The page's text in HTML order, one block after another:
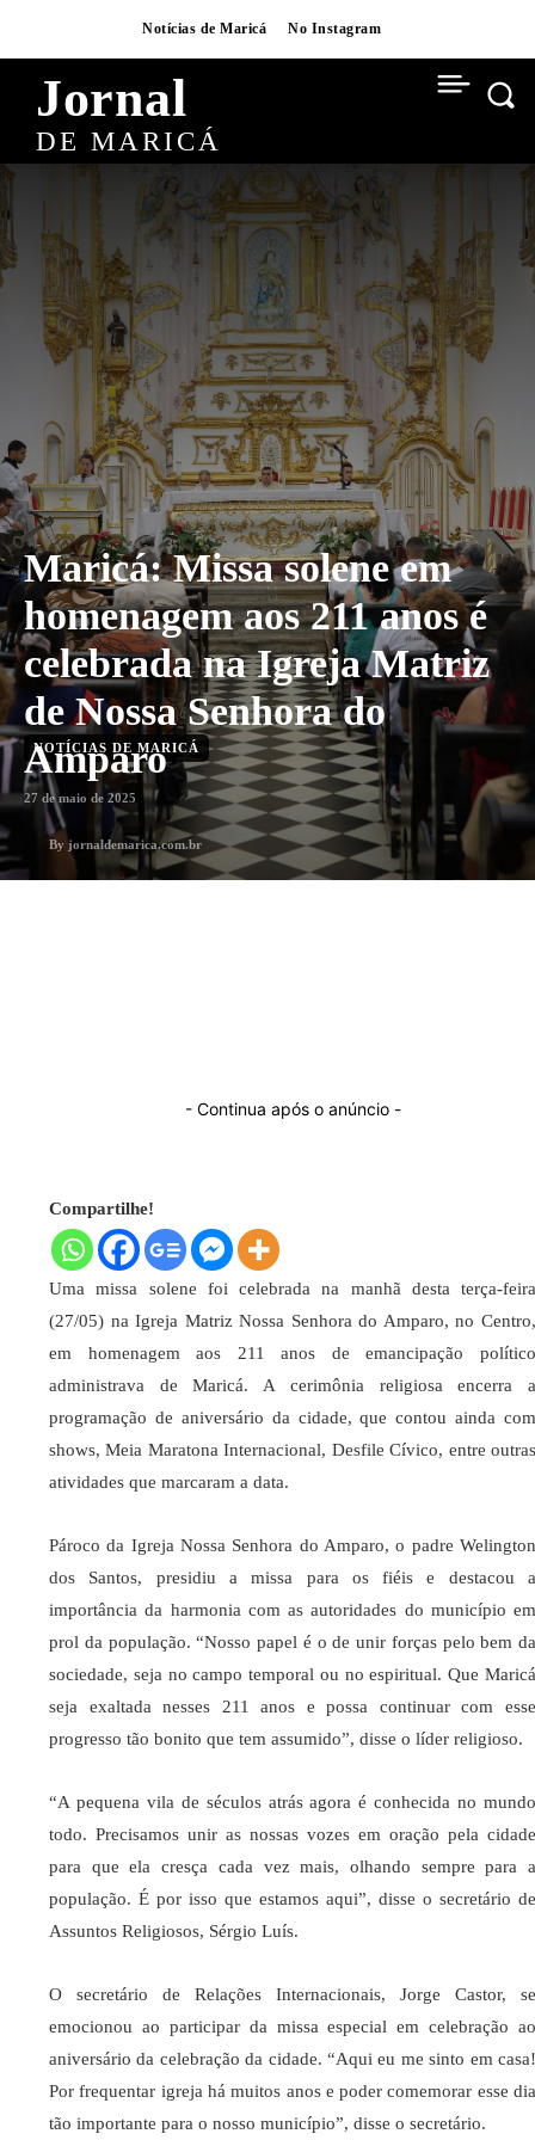
Notícias de Maricá No Instagram
Jornal
DE MARICÁ
Maricá: Missa solene em
homenagem aos 211 anos é
celebrada na Igreja Matriz
de Nossa Senhora do
Amparo
NOTÍCIAS DE MARICÁ
27 de maio de 2025
By jornaldemarica.com.br
- Continua após o anúncio -
Compartilhe!
Uma missa solene foi celebrada na manhã desta terça-feira
(27/05) na Igreja Matriz Nossa Senhora do Amparo, no Centro,
em homenagem aos 211 anos de emancipação político
administrava de Maricá. A cerimônia religiosa encerra a
programação de aniversário da cidade, que contou ainda com
shows, Meia Maratona Internacional, Desfile Cívico, entre outras
atividades que marcaram a data.
Pároco da Igreja Nossa Senhora do Amparo, o padre Welington
dos Santos, presidiu a missa para os fiéis e destacou a
importância da harmonia com as autoridades do município em
prol da população. “Nosso papel é o de unir forças pelo bem da
sociedade, seja no campo temporal ou no espiritual. Que Maricá
seja exaltada nesses 211 anos e possa continuar com esse
progresso tão bonito que tem assumido”, disse o líder religioso.
“A pequena vila de séculos atrás agora é conhecida no mundo
todo. Precisamos unir as nossas vozes em oração pela cidade
para que ela cresça cada vez mais, olhando sempre para a
população. É por isso que estamos aqui”, disse o secretário de
Assuntos Religiosos, Sérgio Luís.
O secretário de Relações Internacionais, Jorge Castor, se
emocionou ao participar da missa especial em celebração ao
aniversário da celebração da cidade. “Aqui eu me sinto em casa!
Por frequentar igreja há muitos anos e poder comemorar esse dia
tão importante para o nosso município”, disse o secretário.